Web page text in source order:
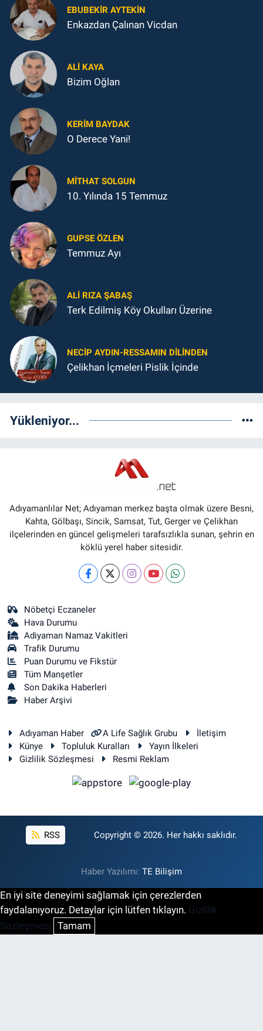
EBUBEKIR AYTEKIN
Enkazdan Çalınan Vicdan
ALI KAYA
Bizim Oğlan
KERIM BAYDAK
O Derece Yani!
MITHAT SOLGUN
10. Yılında 15 Temmuz
GUPSE ÖZLEN
Temmuz Ayı
ALI RIZA ŞABAŞ
Terk Edilmiş Köy Okulları Üzerine
NECIP AYDIN-RESSAMIN DILINDEN
Çelikhan İçmeleri Pislik İçinde
Yükleniyor...
Adıyamanlılar Net; Adıyaman merkez başta olmak üzere Besni,
Kahta, Gölbaşı, Sincik, Samsat, Tut, Gerger ve Çelikhan
ilçelerinden en güncel gelişmeleri tarafsızlıkla sunan, şehrin en
köklü yerel haber sitesidir.
Nöbetçi Eczaneler
Hava Durumu
Adiyaman Namaz Vakitleri
Trafik Durumu
Puan Durumu ve Fikstür
Tüm Manşetler
Son Dakika Haberleri
Haber Arşivi
Adıyaman Haber A Life Sağlık Grubu
İletişim
Künye
Topluluk Kuralları
Yayın İlkeleri
Gizlilik Sözleşmesi
Resmi Reklam
RSS Copyright © 2026. Her hakkı saklıdır.
Haber Yazılımı: TE Bilişim
En iyi site deneyimi sağlamak için çerezlerden
faydalanıyoruz. Detaylar için lütfen tıklayın. Gizlilik
Sözleşmesi Tamam